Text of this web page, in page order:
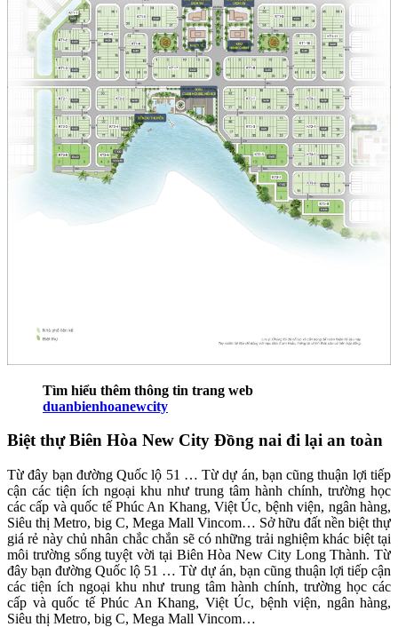
Tìm hiểu thêm thông tin trang web
duanbienhoanewcity
Biệt thự Biên Hòa New City Đồng nai đi lại an toàn
Từ đây bạn đường Quốc lộ 51 … Từ dự án, bạn cũng thuận lợi tiếp
cận các tiện ích ngoại khu như trung tâm hành chính, trường học
các cấp và quốc tế Phúc An Khang, Việt Úc, bệnh viện, ngân hàng,
Siêu thị Metro, big C, Mega Mall Vincom… Sở hữu đất nền biệt thự
giá rẻ này chủ nhân chắc chắn sẽ có những trải nghiệm khác biệt tại
môi trường sống tuyệt vời tại Biên Hòa New City Long Thành. Từ
đây bạn đường Quốc lộ 51 … Từ dự án, bạn cũng thuận lợi tiếp cận
các tiện ích ngoại khu như trung tâm hành chính, trường học các
cấp và quốc tế Phúc An Khang, Việt Úc, bệnh viện, ngân hàng,
Siêu thị Metro, big C, Mega Mall Vincom…